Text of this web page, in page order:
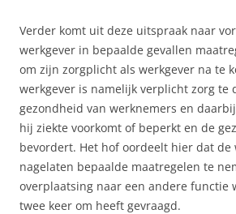
Verder komt uit deze uitspraak naar
werkgever in bepaalde gevallen
om zijn zorgplicht als werkgever na te
werkgever is namelijk verplicht zorg te
gezondheid van werknemers en
hij ziekte voorkomt of beperkt en de
bevordert. Het hof oordeelt hier dat de
nagelaten bepaalde maatregelen te
overplaatsing naar een andere functie
twee keer om heeft gevraagd.